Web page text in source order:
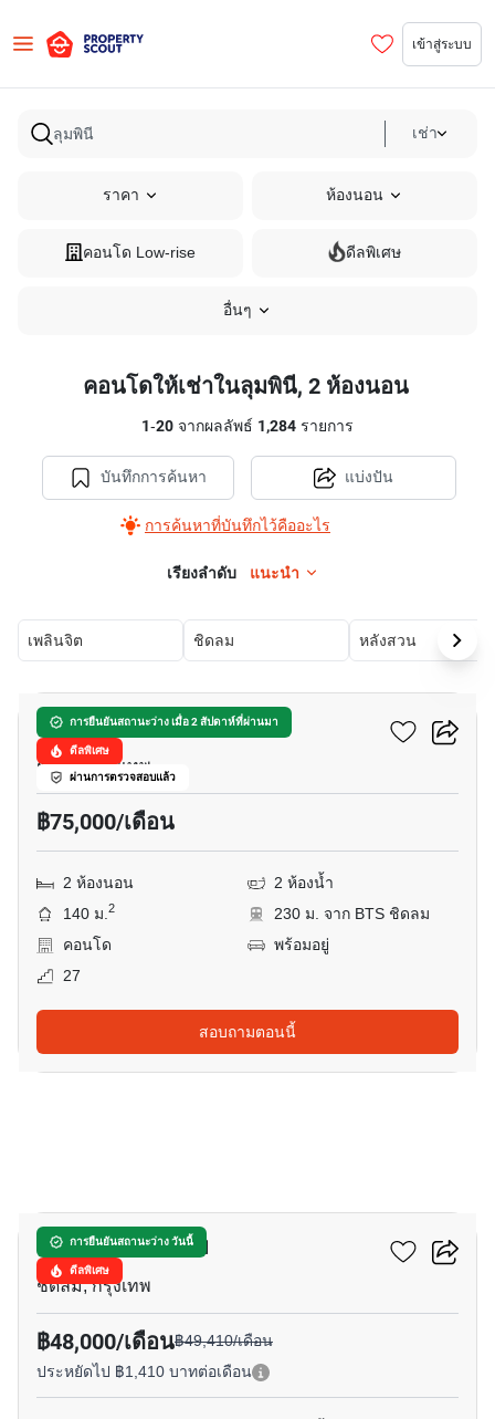
เข้าสู่ระบบ
เช่า
ราคา ห้องนอน
คอนโด Low-rise ดีลพิเศษ
อื่นๆ
คอนโดให้เช่าในลุมพินี, 2 ห้องนอน
1-20 จากผลลัพธ์ 1,284 รายการ
บันทึกการค้นหา
การค้นหาที่บันทึกไว้คืออะไร
แบ่งปัน
เรียงลำดับ แนะนำ
เพลินจิต ชิดลม หลังสวน
การยืนยันสถานะว่าง เมื่อ 2 สัปดาห์ที่ผ่านมา
ดีลพิเศษ
ผ่านการตรวจสอบแล้ว
เพรซิเดนท์ เพลส
ชิดลม, กรุงเทพ
฿75,000/เดือน
2 ห้องนอน
2 ห้องน้ำ
140 ม.2
230 ม. จาก BTS ชิดลม
คอนโด
พร้อมอยู่
27
สอบถามตอนนี้
การยืนยันสถานะว่าง วันนี้
ดีลพิเศษ
ดิ แอดเดรส ชิดลม
ชิดลม, กรุงเทพ
฿48,000/เดือน฿49,410/เดือน
ประหยัดไป ฿1,410 บาทต่อเดือน